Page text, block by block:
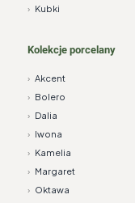
› Kubki
Kolekcje porcelany
› Akcent
› Bolero
› Dalia
› Iwona
› Kamelia
› Margaret
› Oktawa